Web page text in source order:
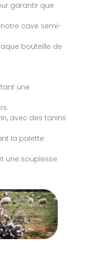
garantir que
cave semi-
bouteille de
une
avec des tanins
la palette
une souplesse